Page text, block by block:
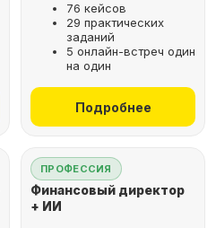
76 кейсов
29 практических
заданий
5 онлайн-встреч один
на один
Подробнее
ПРОФЕССИЯ
Финансовый директор
+ ИИ